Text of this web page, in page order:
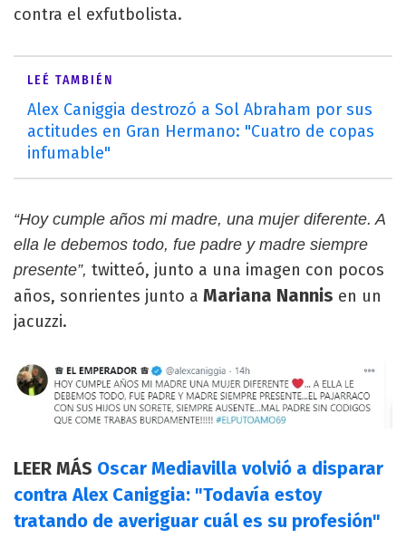
contra el exfutbolista.
LEÉ TAMBIÉN
Alex Caniggia destrozó a Sol Abraham por sus
actitudes en Gran Hermano: "Cuatro de copas
infumable"
“Hoy cumple años mi madre, una mujer diferente. A
ella le debemos todo, fue padre y madre siempre
presente”, twitteó, junto a una imagen con pocos
años, sonrientes junto a Mariana Nannis en un
jacuzzi.
LEER MÁS Oscar Mediavilla volvió a disparar
contra Alex Caniggia: "Todavía estoy
tratando de averiguar cuál es su profesión"